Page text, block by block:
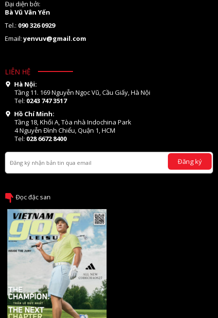
Đại diện bởi:
Bà Vũ Vân Yến
Tel.: 090 326 0929
Email:yenvuv@gmail.com
LIÊN HỆ
Hà Nội:
Tầng 11. 169 Nguyễn Ngọc Vũ, Cầu Giấy, Hà Nội
Tel: 0243 747 3517
Hồ Chí Minh:
Tầng 18, Khối A, Tòa nhà Indochina Park
4 Nguyễn Đình Chiểu, Quận 1, HCM
Tel: 028 6672 8400
Đăng ký
Đọc đặc san